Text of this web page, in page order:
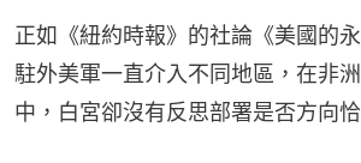
正如《紐約時報》的社論《美國的
駐外美軍一直介入不同地區，在非
中，白宮卻沒有反思部署是否方向恰